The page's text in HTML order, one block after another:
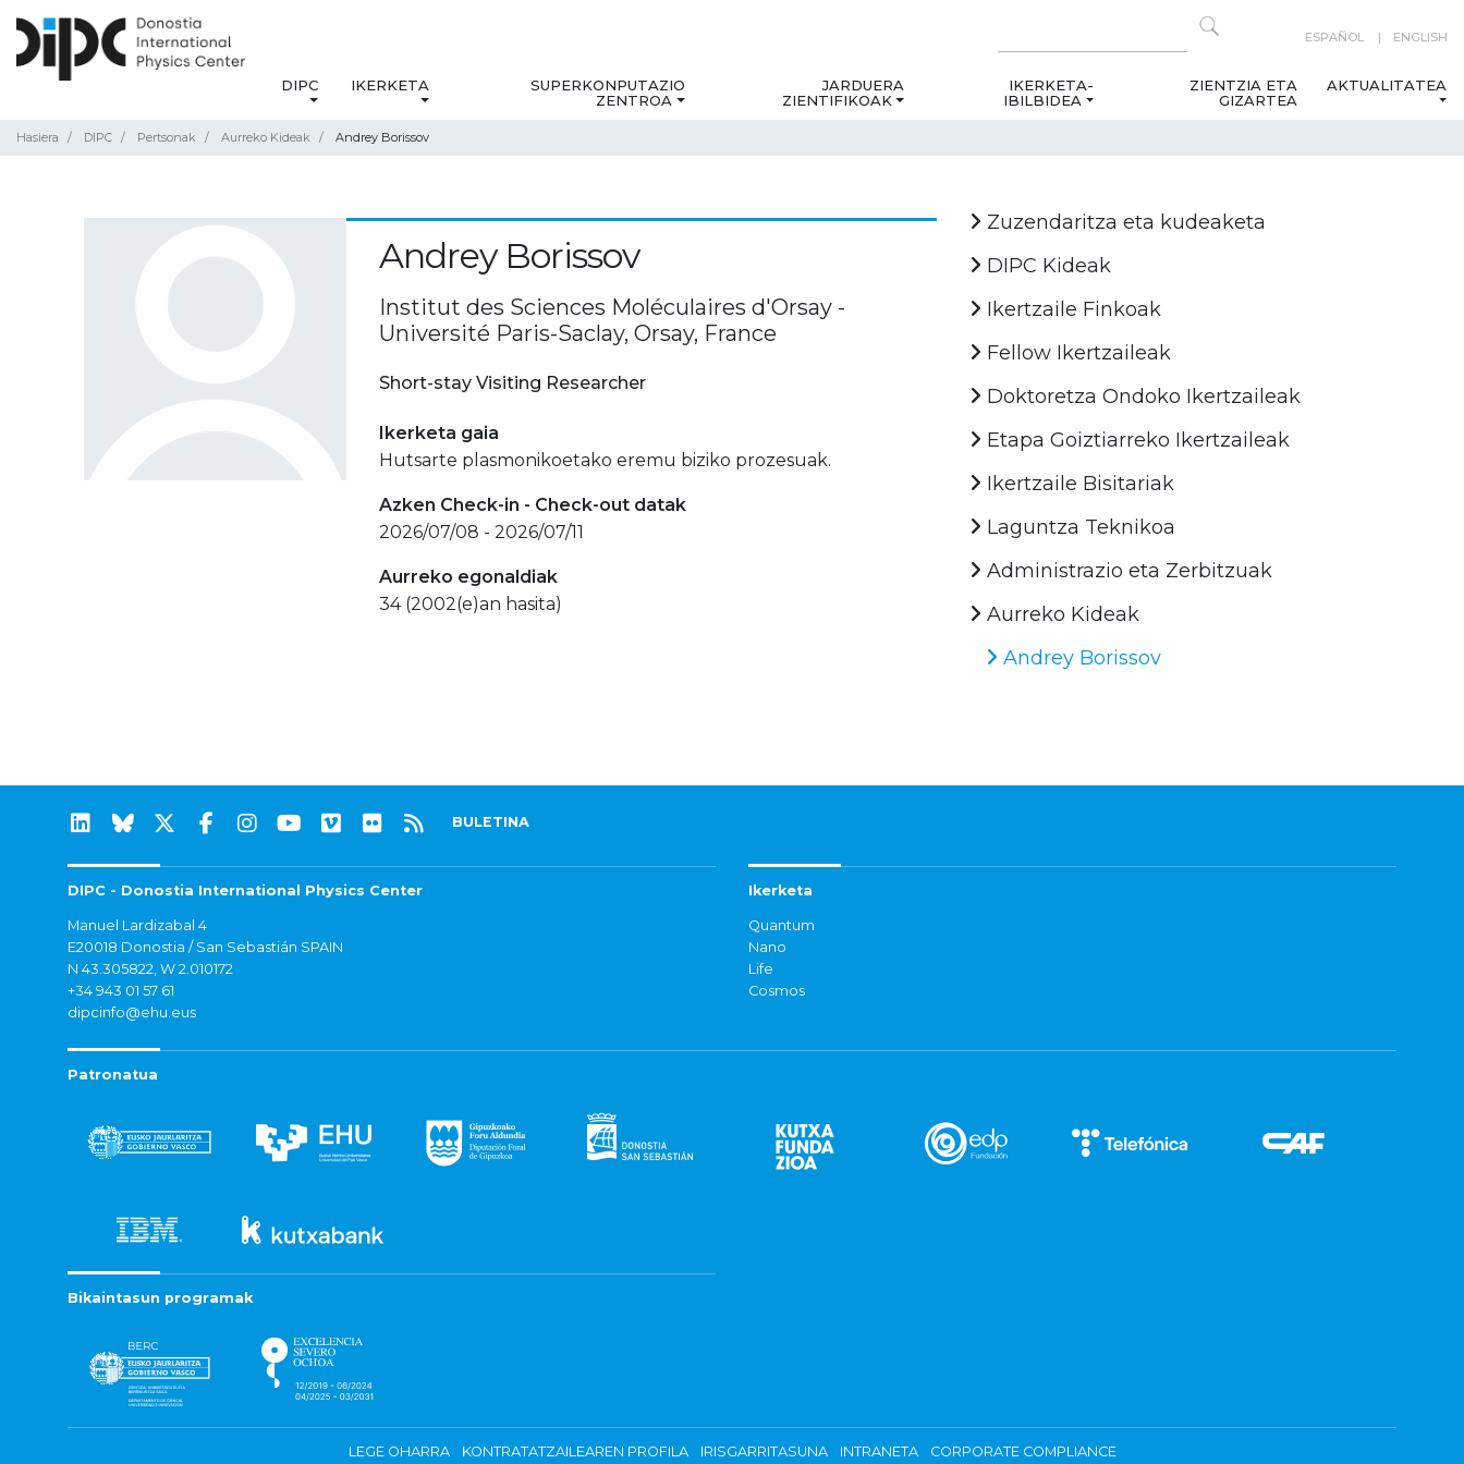
ESPAÑOL ENGLISH
DIPC IKERKETA
SUPERKONPUTAZIO
ZENTROA
JARDUERA
ZIENTIFIKOAK
IKERKETA-
IBILBIDEA
ZIENTZIA ETA
GIZARTEA
AKTUALITATEA
Hasiera DIPC Pertsonak Aurreko Kideak Andrey Borissov
Andrey Borissov
Institut des Sciences Moléculaires d'Orsay -
Université Paris-Saclay, Orsay, France
Short-stay Visiting Researcher
Ikerketa gaia
Hutsarte plasmonikoetako eremu biziko prozesuak.
Azken Check-in - Check-out datak
2026/07/08 - 2026/07/11
Aurreko egonaldiak
34 (2002(e)an hasita)
Zuzendaritza eta kudeaketa
DIPC Kideak
Ikertzaile Finkoak
Fellow Ikertzaileak
Doktoretza Ondoko Ikertzaileak
Etapa Goiztiarreko Ikertzaileak
Ikertzaile Bisitariak
Laguntza Teknikoa
Administrazio eta Zerbitzuak
Aurreko Kideak
Andrey Borissov
BULETINA
DIPC - Donostia International Physics Center
Manuel Lardizabal 4
E20018 Donostia / San Sebastián SPAIN
N 43.305822, W 2.010172
+34 943 01 57 61
dipcinfo@ehu.eus
Ikerketa
Quantum
Nano
Life
Cosmos
Patronatua
Bikaintasun programak
LEGE OHARRA KONTRATATZAILEAREN PROFILA IRISGARRITASUNA INTRANETA CORPORATE COMPLIANCE